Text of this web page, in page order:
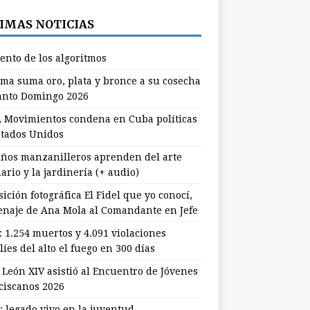
NOTICIAS
de los algoritmos
suma oro, plata y bronce a su cosecha
Domingo 2026
Movimientos condena en Cuba políticas
Unidos
manzanilleros aprenden del arte
y la jardinería (+ audio)
fotográfica El Fidel que yo conocí,
de Ana Mola al Comandante en Jefe
1.254 muertos y 4.091 violaciones
del alto el fuego en 300 días
León XIV asistió al Encuentro de Jóvenes
2026